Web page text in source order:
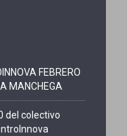
FEBRERO
MANCHEGA
del colectivo